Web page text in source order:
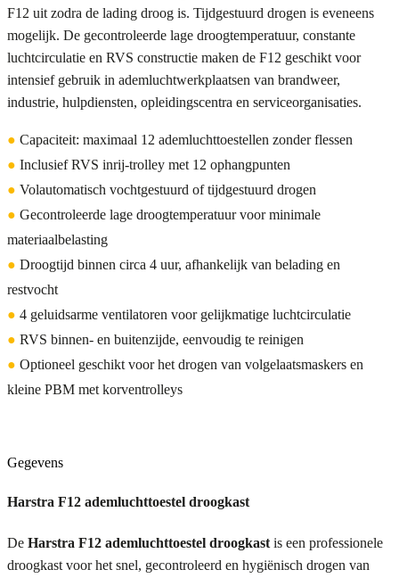
F12 uit zodra de lading droog is. Tijdgestuurd drogen is eveneens
mogelijk. De gecontroleerde lage droogtemperatuur, constante
luchtcirculatie en RVS constructie maken de F12 geschikt voor
intensief gebruik in ademluchtwerkplaatsen van brandweer,
industrie, hulpdiensten, opleidingscentra en serviceorganisaties.
● Capaciteit: maximaal 12 ademluchttoestellen zonder flessen
● Inclusief RVS inrij-trolley met 12 ophangpunten
● Volautomatisch vochtgestuurd of tijdgestuurd drogen
● Gecontroleerde lage droogtemperatuur voor minimale
materiaalbelasting
● Droogtijd binnen circa 4 uur, afhankelijk van belading en
restvocht
● 4 geluidsarme ventilatoren voor gelijkmatige luchtcirculatie
● RVS binnen- en buitenzijde, eenvoudig te reinigen
● Optioneel geschikt voor het drogen van volgelaatsmaskers en
kleine PBM met korventrolleys
Gegevens
Harstra F12 ademluchttoestel droogkast
De Harstra F12 ademluchttoestel droogkast is een professionele
droogkast voor het snel, gecontroleerd en hygiënisch drogen van